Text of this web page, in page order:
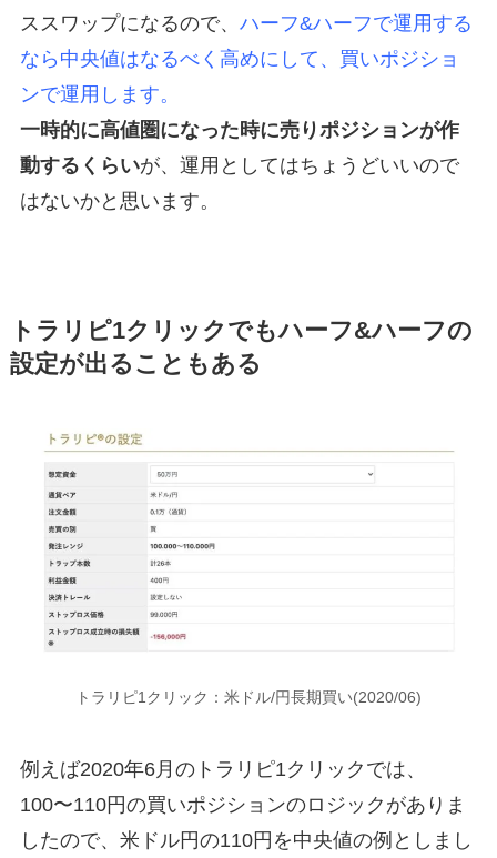
ススワップになるので、 ハーフ&ハーフで運用する
なら中央値はなるべく高めにして、買いポジショ
ンで運用します。
一時的に高値圏になった時に売りポジションが作
動するくらいが、運用としてはちょうどいいので
はないかと思います。
トラリピ1クリックでもハーフ&ハーフの
設定が出ることもある
トラリピ1クリック：米ドル/円長期買い(2020/06)
例えば2020年6月のトラリピ1クリックでは、
100〜110円の買いポジションのロジックがありま
したので、米ドル円の110円を中央値の例としまし